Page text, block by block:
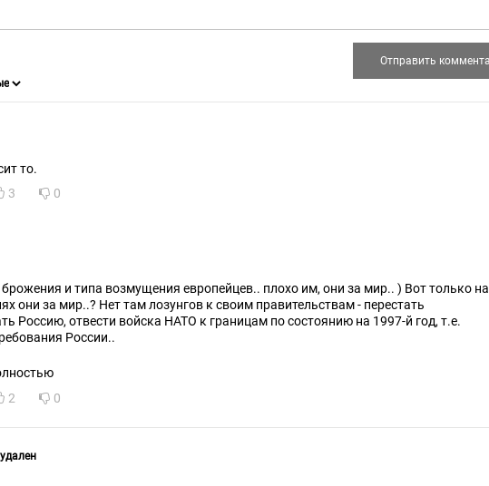
то.
3 0
и типа возмущения европейцев.. плохо им, они за мир.. ) Вот только на
они за мир..? Нет там лозунгов к своим правительствам - перестать
Россию, отвести войска НАТО к границам по состоянию на 1997-й год, т.е.
России..
2 0